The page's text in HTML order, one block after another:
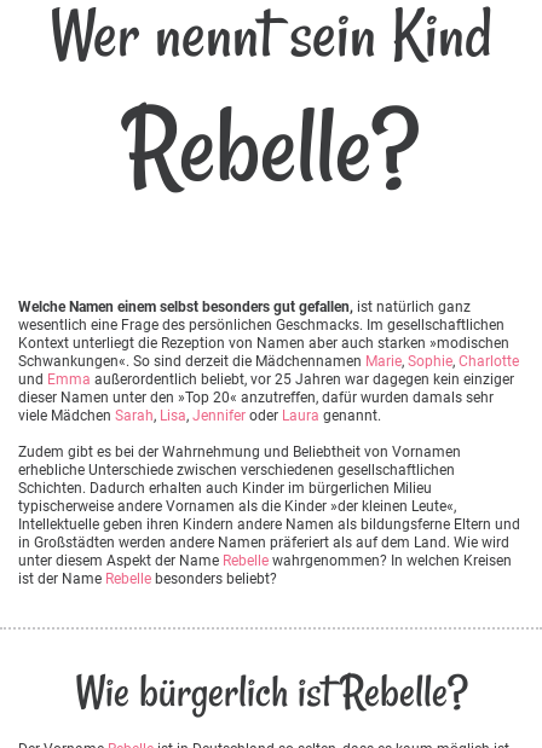
Wer nennt sein Kind
Rebelle?
Welche Namen einem selbst besonders gut gefallen, ist natürlich ganz
wesentlich eine Frage des persönlichen Geschmacks. Im gesellschaftlichen
Kontext unterliegt die Rezeption von Namen aber auch starken »modischen
Schwankungen«. So sind derzeit die Mädchennamen Marie, Sophie, Charlotte
und Emma außerordentlich beliebt, vor 25 Jahren war dagegen kein einziger
dieser Namen unter den »Top 20« anzutreffen, dafür wurden damals sehr
viele Mädchen Sarah, Lisa, Jennifer oder Laura genannt.
Zudem gibt es bei der Wahrnehmung und Beliebtheit von Vornamen
erhebliche Unterschiede zwischen verschiedenen gesellschaftlichen
Schichten. Dadurch erhalten auch Kinder im bürgerlichen Milieu
typischerweise andere Vornamen als die Kinder »der kleinen Leute«,
Intellektuelle geben ihren Kindern andere Namen als bildungsferne Eltern und
in Großstädten werden andere Namen präferiert als auf dem Land. Wie wird
unter diesem Aspekt der Name Rebelle wahrgenommen? In welchen Kreisen
ist der Name Rebelle besonders beliebt?
Wie bürgerlich ist Rebelle?